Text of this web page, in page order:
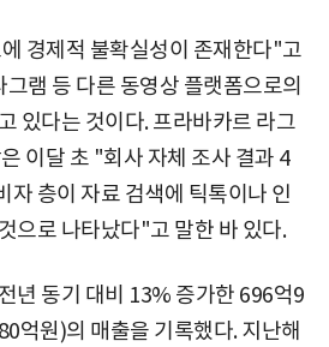
경제적 불확실성이 존재한다"고
램 등 다른 동영상 플랫폼으로의
있다는 것이다. 프라바카르 라그
이달 초 "회사 자체 조사 결과 4
자 층이 자료 검색에 틱톡이나 인
으로 나타났다"고 말한 바 있다.
년 동기 대비 13% 증가한 696억9
억원)의 매출을 기록했다. 지난해